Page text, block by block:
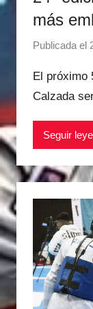
más
Publicada el
El próximo
Calzada
Seguir